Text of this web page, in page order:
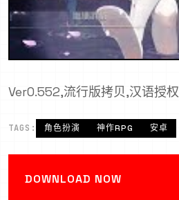
Ver0.552,流行版拷贝,汉语授权
TAGS: 角色扮演 神作RPG 安卓
DOWNLOAD NOW